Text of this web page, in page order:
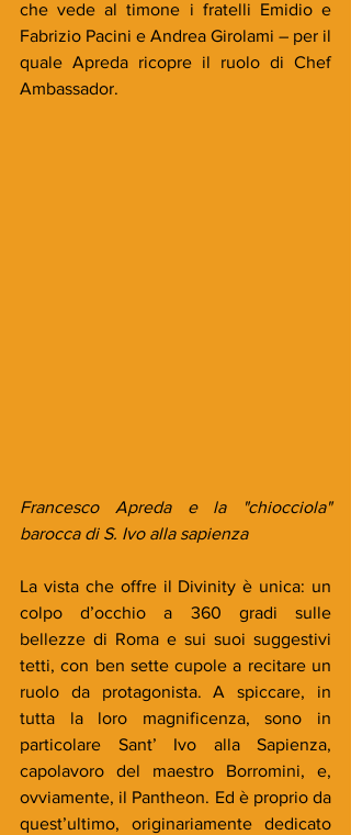
che vede al timone i fratelli Emidio e
Fabrizio Pacini e Andrea Girolami – per il
quale Apreda ricopre il ruolo di Chef
Ambassador.
Francesco Apreda e la "chiocciola"
barocca di S. Ivo alla sapienza
La vista che offre il Divinity è unica: un
colpo d’occhio a 360 gradi sulle
bellezze di Roma e sui suoi suggestivi
tetti, con ben sette cupole a recitare un
ruolo da protagonista. A spiccare, in
tutta la loro magnificenza, sono in
particolare Sant’ Ivo alla Sapienza,
capolavoro del maestro Borromini, e,
ovviamente, il Pantheon. Ed è proprio da
quest’ultimo, originariamente dedicato